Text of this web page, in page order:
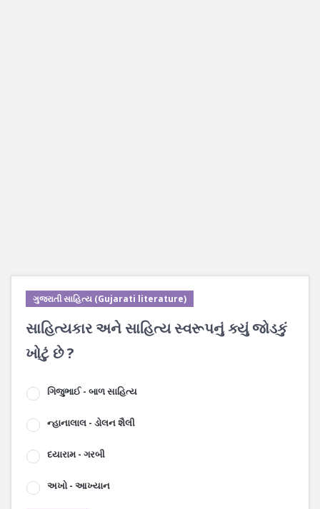
ગુજરાતી સાહિત્ય (Gujarati literature)
સાહિત્યકાર અને સાહિત્ય સ્વરૂપનું ક્યું જોડકું
ખોટું છે ?
ગિજુભાઈ - બાળ સાહિત્ય
ન્હાનાલાલ - ડોલન શૈલી
દયારામ - ગરબી
અખો - આખ્યાન